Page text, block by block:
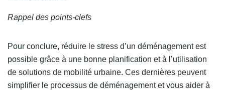
Rappel des points-clefs
Pour conclure, réduire le stress d’un déménagement est
possible grâce à une bonne planification et à l’utilisation
de solutions de mobilité urbaine. Ces dernières peuvent
simplifier le processus de déménagement et vous aider à